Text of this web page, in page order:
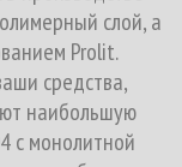
слой, а
Prolit.
средства,
наибольшую
с монолитной